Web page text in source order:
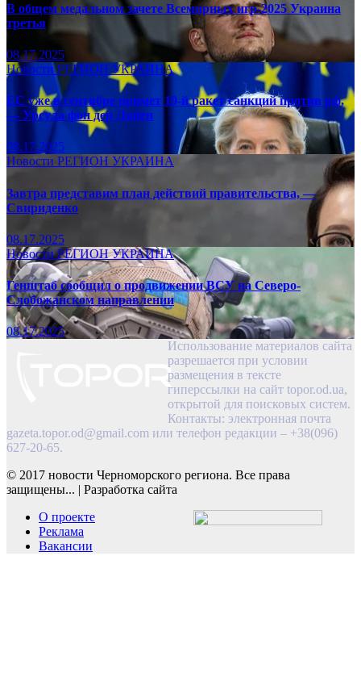
В общем медальном зачете Всемирных игр-2025 Украина
третья
08.17.2025
НовостиРЕГИОНУКРАИНА
ЕС уже в сентябре примет 19-й ракет санкций против рф,
— Урсула фон дер Ляйен
08.17.2025
Новости РЕГИОН УКРАИНА
Завтра представим план действий правительства, —
Свириденко
08.17.2025
НовостиРЕГИОНУКРАИНА
Генштаб сообщил о продвижении ВСУ на Северо-
Слобожанском направлении
08.17.2025
Использование материалов сайта
разрешается при условии
размещения в тексте
гиперссылки на сайт topor.od.ua,
открытой для поисковых систем.
Контакты: электронная почта
gazeta.topor.od@gmail.com или телефон редакции – +38(096)
627-20-65.
© 2017 новости Черноморского региона. Все права
защищены...
Разработка сайта
О проекте
Реклама
Вакансии